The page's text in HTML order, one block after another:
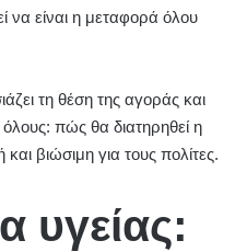
να είναι η μεταφορά όλου
τη θέση της αγοράς και
πώς θα διατηρηθεί η
και βιώσιμη για τους πολίτες.
υγείας: